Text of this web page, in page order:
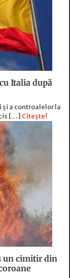
Italia după
a controalelor la
[…] Citește!
un cimitir din